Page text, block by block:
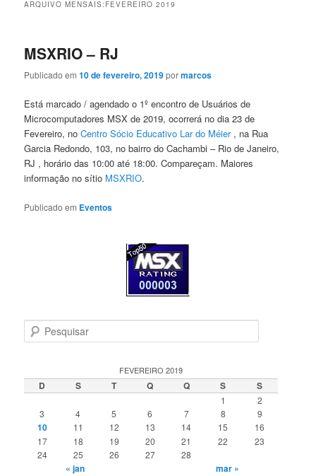
ARQUIVO MENSAIS: FEVEREIRO 2019
MSXRIO – RJ
Publicado em10 de fevereiro, 2019pormarcos
Está marcado / agendado o 1º encontro de Usuários de
Microcomputadores MSX de 2019, ocorrerá no dia 23 de
Fevereiro, noCentro Sócio Educativo Lar do Méier, na Rua
Garcia Redondo, 103, no bairro do Cachambi – Rio de Janeiro,
RJ , horário das 10:00 até 18:00. Compareçam. Maiores
informação no sítio MSXRIO.
Publicado em Eventos
e
u
i
FEVEREIRO 2019
D S T Q Q S S
1
2
3
4 5 6 7 8 9
10 11 12 13 14 15
16
17
18 19 20 21 22
23
24
25 26 27 28
« jan mar »